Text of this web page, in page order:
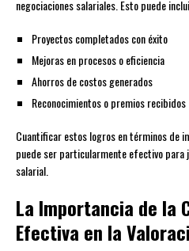
negociaciones salariales. Esto puede
Proyectos completados con éxito
Mejoras en procesos o eficiencia
Ahorros de costos generados
Reconocimientos o premios recibidos
Cuantificar estos logros en términos de
puede ser particularmente efectivo
salarial.
La Importancia de la
Efectiva en la